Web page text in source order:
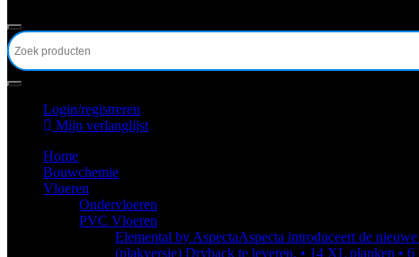
Login/registreren
Mijn verlanglijst
Home
Bouwchemie
Vloeren
Ondervloeren
PVC Vloeren
Elemental by AspectaAspecta introduceert de
(plakversie) Dryback te leveren. • 14 XL planken •